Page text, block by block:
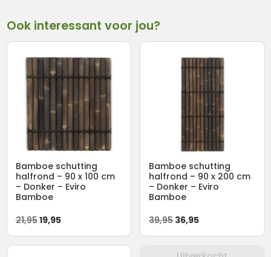
Ook interessant voor jou?
Bamboe schutting
halfrond – 90 x 100 cm
– Donker – Eviro
Bamboe
21,95Oorspronkelijke
prijs
was:
19,95Huidige
prijs
is:
Bamboe schutting
halfrond – 90 x 200 cm
– Donker – Eviro
Bamboe
39,95 Oorspronkelijke
prijs
36,95Huidige
prijs